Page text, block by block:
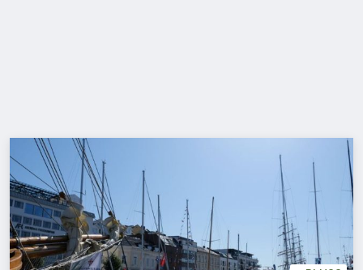
Bærekraft
Digitalisering
Eiendom